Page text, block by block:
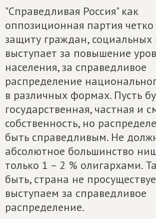
"Справедливая Россия" как
оппозиционная партия четко
защиту граждан, социальных
выступает за повышение
населения, за справедливое
распределение
в различных формах. Пусть
государственная, частная и
собственность, но
быть справедливым. Не
абсолютное большинство
только 1 – 2 % олигархами.
быть, страна не
выступаем за справедливое
распределение.